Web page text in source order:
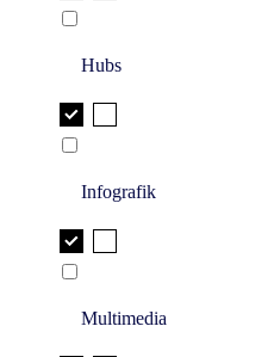
Hubs
Infografik
Multimedia